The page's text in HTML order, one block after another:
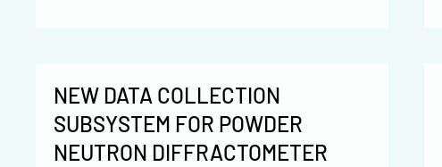
NEW DATA COLLECTION
SUBSYSTEM FOR POWDER
NEUTRON DIFFRACTOMETER